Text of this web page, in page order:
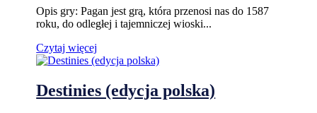
Opis gry: Pagan jest grą, która przenosi nas do 1587
roku, do odległej i tajemniczej wioski...
Czytaj więcej
Destinies (edycja polska)